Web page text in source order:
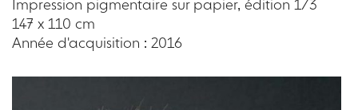
Impression pigmentaire sur papier, édition 1/3
147 x 110 cm
Année d'acquisition : 2016